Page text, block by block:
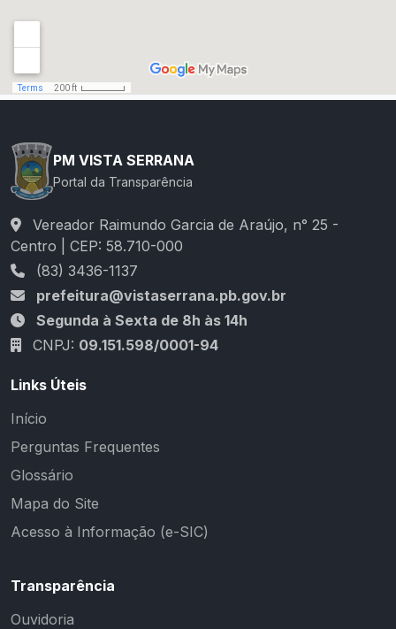
PM VISTA SERRANA
Portal da Transparência
Vereador Raimundo Garcia de Araújo, n° 25 -
Centro | CEP: 58.710-000
(83) 3436-1137
prefeitura@vistaserrana.pb.gov.br
Segunda à Sexta de 8h às 14h
CNPJ: 09.151.598/0001-94
Links Úteis
Início
Perguntas Frequentes
Glossário
Mapa do Site
Acesso à Informação (e-SIC)
Transparência
Ouvidoria